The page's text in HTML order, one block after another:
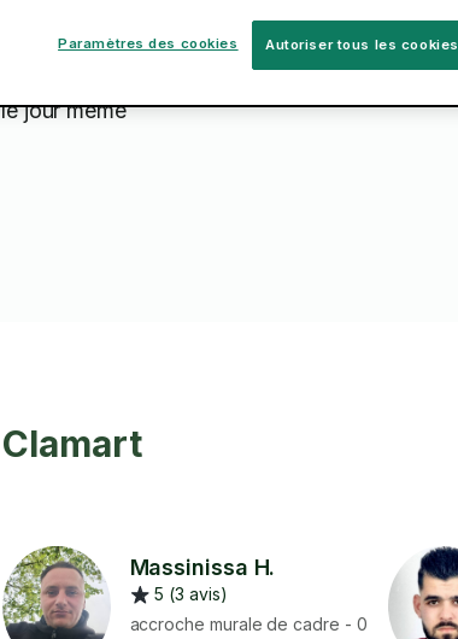
vos
jour même
Massinissa H.
5 (3 avis)
accroche murale de cadre - 0
Autoriser tous les cookies
Paramètres des cookies